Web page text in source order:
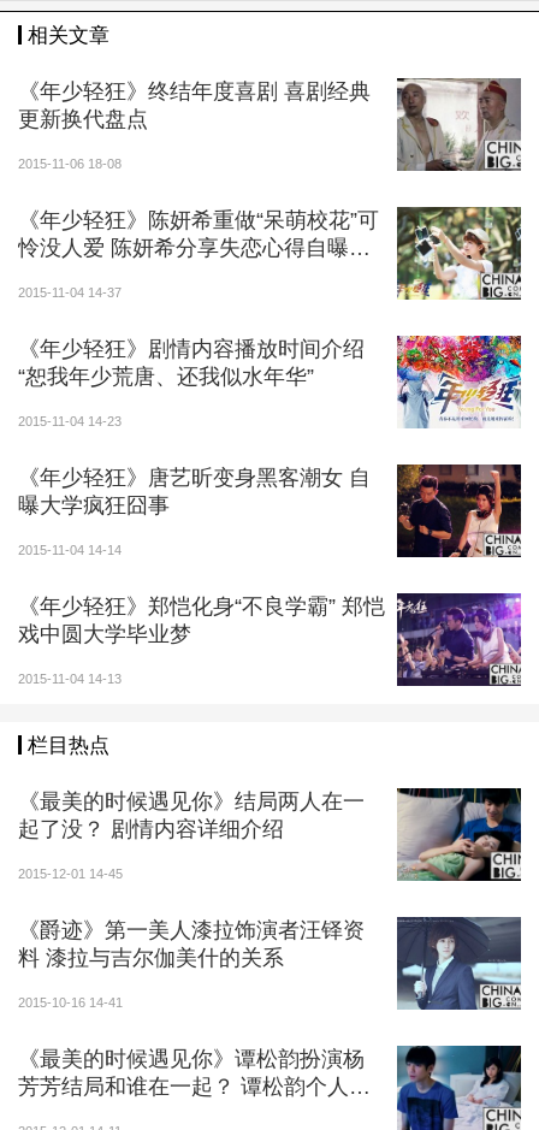
质奠定了自己男神地位的孙坚，两人在电影《年少轻
狂》中摇身一变，变成校园中的“二货组合”。
孙坚饰演胆小心细，纠结矛盾的典型鸡贼小人物胡
多多，心中虽有坏点子，但老实不敢惹事。运气不太
好，虽然聪明却从小不被人重视。
包贝尔饰演胆大憨厚的乐天派邓小余，活在自己的
世界里，遵循自己的逻辑，因为个子小常常受欺负，但
毫不计较。成绩平平却持之以恒地学习，脑子笨却在喜
欢的事儿上有所专注。这对校园中的难兄难弟，“二货组
合”踏上了囧状百出的圆谎之旅，在疯狂的逆袭过程中也
在《年少轻狂》中再度携手，二度合作饰演共同追梦的
难兄难弟，默契十足。包贝尔和孙坚将成为爆囧的校园
CP代表，他们一起经历着种种啼笑皆非的事情，却也
一同追逐着自己的梦想。
相关文章
《年少轻狂》终结年度喜剧 喜剧经典
更新换代盘点
2015-11-06 18-08
《年少轻狂》陈妍希重做“呆萌校花”可
怜没人爱 陈妍希分享失恋心得自曝毕
2015-11-04 14-37
《年少轻狂》剧情内容播放时间介绍
“恕我年少荒唐、还我似水年华”
2015-11-04 14-23
《年少轻狂》唐艺昕变身黑客潮女 自
曝大学疯狂囧事
2015-11-04 14-14
《年少轻狂》郑恺化身“不良学霸” 郑恺
戏中圆大学毕业梦
2015-11-04 14-13
栏目热点
《最美的时候遇见你》结局两人在一
起了没？ 剧情内容详细介绍
2015-12-01 14-45
《爵迹》第一美人漆拉饰演者汪铎资
料 漆拉与吉尔伽美什的关系
2015-10-16 14-41
《最美的时候遇见你》谭松韵扮演杨
芳芳结局和谁在一起？ 谭松韵个人资